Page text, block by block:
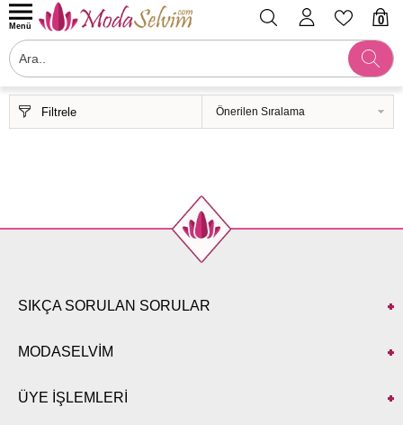
0
Menü
Filtrele
SIKÇA SORULAN SORULAR
MODASELVİM
ÜYE İŞLEMLERİ